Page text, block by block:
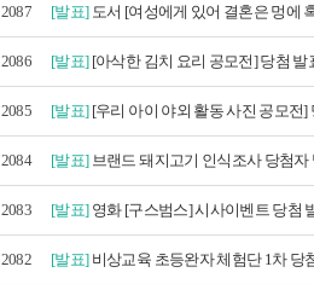
2087 [발표] 도서 [여성에게 있어 결혼은 멍에
2086 [발표] [아삭한 김치 요리 공모전] 당첨 발
2085 [발표] [우리 아이 야외 활동 사진 공모전]
2084 [발표] 브랜드 돼지고기 인식조사 당첨자
2083 [발표] 영화 [구스범스] 시사이벤트 당첨
2082 [발표] 비상교육 초등완자 체험단 1차 당